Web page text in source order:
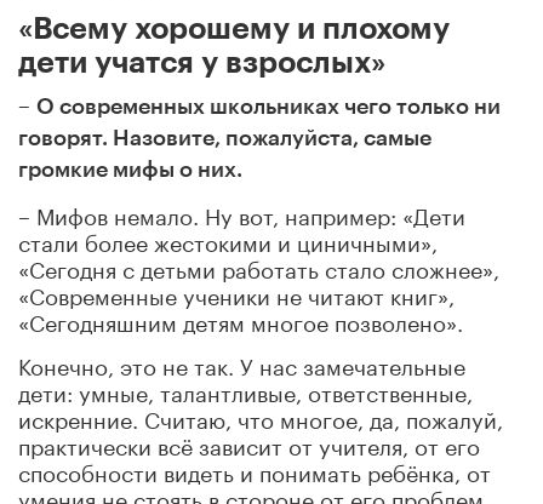
«Всему хорошему и плохому
дети учатся у взрослых»
– О современных школьниках чего только ни
говорят. Назовите, пожалуйста, самые
громкие мифы о них.
– Мифов немало. Ну вот, например: «Дети
стали более жестокими и циничными»,
«Сегодня с детьми работать стало сложнее»,
«Современные ученики не читают книг»,
«Сегодняшним детям многое позволено».
Конечно, это не так. У нас замечательные
дети: умные, талантливые, ответственные,
искренние. Считаю, что многое, да, пожалуй,
практически всё зависит от учителя, от его
способности видеть и понимать ребёнка, от
умения не стоять в стороне от его проблем.